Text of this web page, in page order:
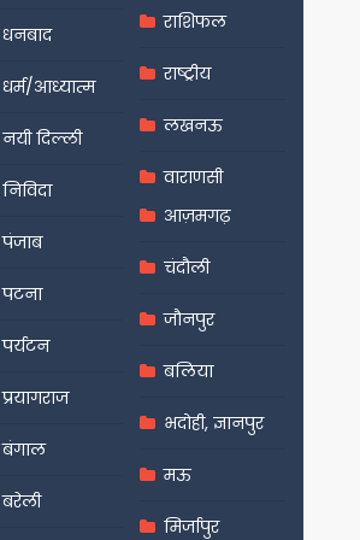
धनबाद
धर्म/आध्यात्म
नयी दिल्ली
निविदा
पंजाब
पटना
पर्यटन
प्रयागराज
बंगाल
बरेली
राशिफल
राष्ट्रीय
लखनऊ
वाराणसी
आज़मगढ़
चंदौली
जौनपुर
बलिया
भदोही, ज्ञानपुर
मऊ
मिर्जापुर